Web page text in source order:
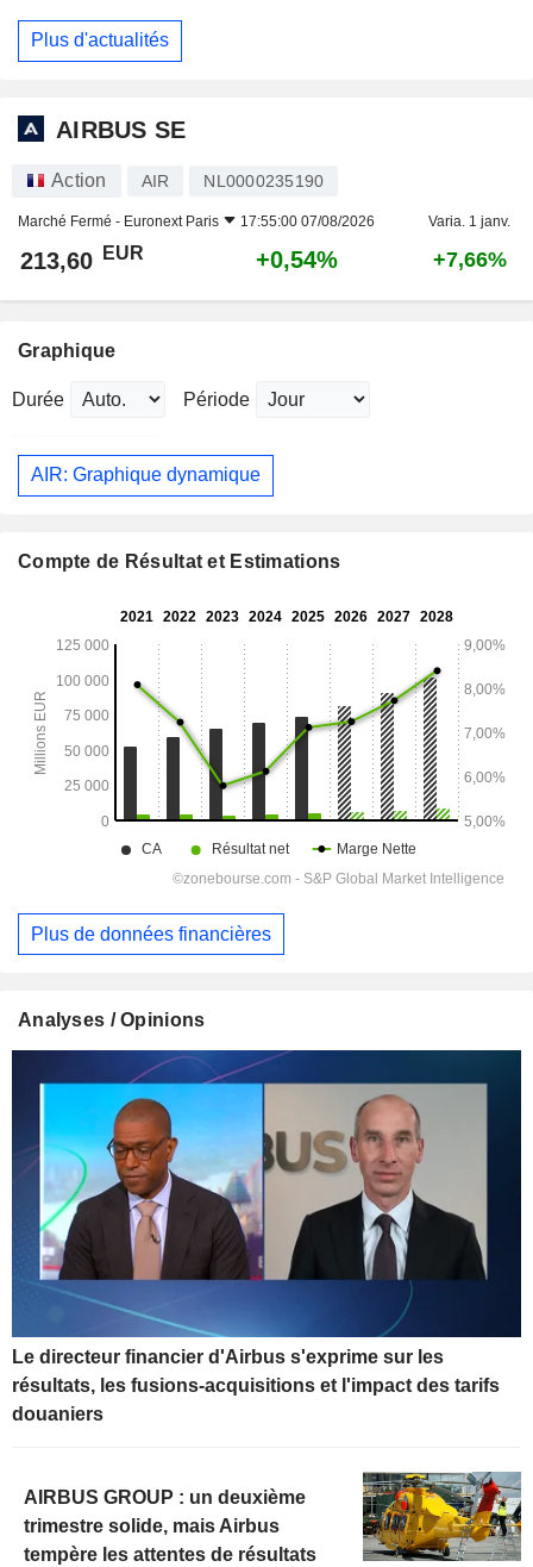
Plus d'actualités
AIRBUS SE
Action AIR NL0000235190
Marché Fermé - Euronext Paris 17:55:00 07/08/2026 Varia. 1 janv.
213,60 EUR +0,54% +7,66%
Graphique
Durée Période
AIR: Graphique dynamique
Compte de Résultat et Estimations
Plus de données financières
Analyses / Opinions
Le directeur financier d'Airbus s'exprime sur les
résultats, les fusions-acquisitions et l'impact des tarifs
douaniers
AIRBUS GROUP : un deuxième
trimestre solide, mais Airbus
tempère les attentes de résultats